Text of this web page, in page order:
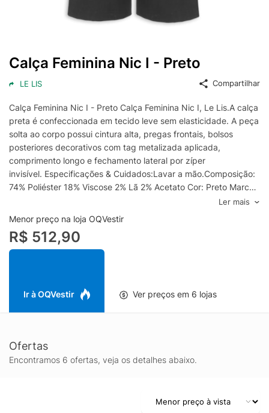
Calça Feminina Nic I - Preto
LE LIS Compartilhar
Calça Feminina Nic I - Preto Calça Feminina Nic I, Le Lis.A calça
preta é confeccionada em tecido leve sem elasticidade. A peça
solta ao corpo possui cintura alta, pregas frontais, bolsos
posteriores decorativos com tag metalizada aplicada,
comprimento longo e fechamento lateral por zíper
invisível. Especificações & Cuidados:Lavar a mão.Composição:
74% Poliéster 18% Viscose 2% Lã 2% Acetato Cor: Preto Marca:
Ler mais
Menor preço na loja OQVestir
R$ 512,90
Ir à OQVestir Ver preços em 6 lojas
Ofertas
Encontramos 6 ofertas, veja os detalhes abaixo.